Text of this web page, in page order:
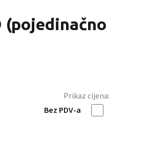
(pojedinačno
Prikaz cijena:
Bez PDV-a